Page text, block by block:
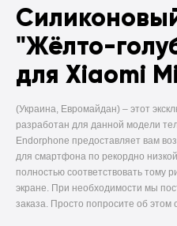
"Жёлто-
для Xiaomi
(Украина, Евромайдан) – этот
разработан для данной модели
Endorphone предоставляет вам
для смартфона по рекордно
полностью соответствовать тому
экране. При необходимости мы
заказа. Просто попросите об этом